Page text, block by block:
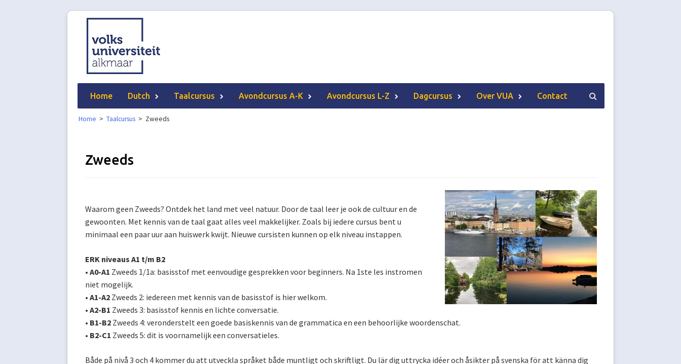
Skip
content
Home Dutch Taalcursus Avondcursus A-K Avondcursus L-Z Dagcursus Over VUA Contact
Home > Taalcursus > Zweeds
Zweeds
Waarom geen Zweeds? Ontdek het land met veel natuur. Door de taal leer je ook de cultuur en de
gewoonten. Met kennis van de taal gaat alles veel makkelijker. Zoals bij iedere cursus bent u
minimaal een paar uur aan huiswerk kwijt. Nieuwe cursisten kunnen op elk niveau instappen.
ERK niveaus A1 t/m B2
• A0-A1 Zweeds 1/1a: basisstof met eenvoudige gesprekken voor beginners. Na 1ste les instromen
niet mogelijk.
• A1-A2 Zweeds 2: iedereen met kennis van de basisstof is hier welkom.
• A2-B1 Zweeds 3: basisstof kennis en lichte conversatie.
• B1-B2 Zweeds 4: veronderstelt een goede basiskennis van de grammatica en een behoorlijke woordenschat.
• B2-C1 Zweeds 5: dit is voornamelijk een conversatieles.
Både på nivå 3 och 4 kommer du att utveckla språket både muntligt och skriftligt. Du lär dig uttrycka idéer och åsikter på svenska för att känna dig